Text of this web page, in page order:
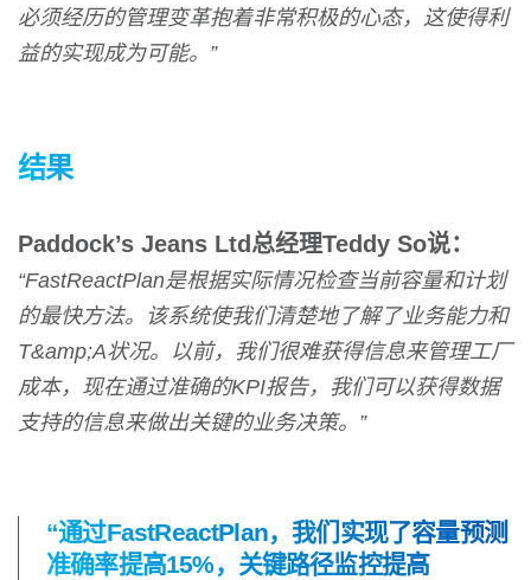
必须经历的管理变革抱着非常积极的心态，这使得利
益的实现成为可能。”
结果
Paddock’s Jeans Ltd总经理Teddy So说：
“FastReactPlan是根据实际情况检查当前容量和计划
的最快方法。该系统使我们清楚地了解了业务能力和
T&amp;A状况。以前，我们很难获得信息来管理工厂
成本，现在通过准确的KPI报告，我们可以获得数据
支持的信息来做出关键的业务决策。”
“通过FastReactPlan，我们实现了容量预测
准确率提高15%，关键路径监控提高